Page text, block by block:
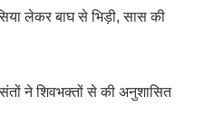
लेकर बाघ से भिड़ी, सास की
ने शिवभक्तों से की अनुशासित